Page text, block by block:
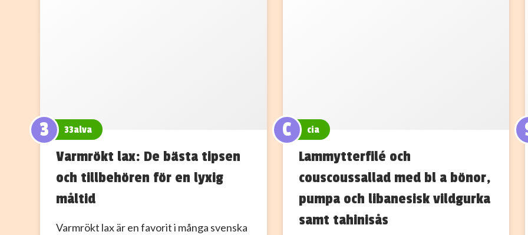
3 33alva
Varmrökt lax: De bästa tipsen
och tillbehören för en lyxig
måltid
Varmrökt lax är en favorit i många svenska
C cia
Lammytterfilé och
couscoussallad med bl a bönor,
pumpa och libanesisk vildgurka
samt tahinisås